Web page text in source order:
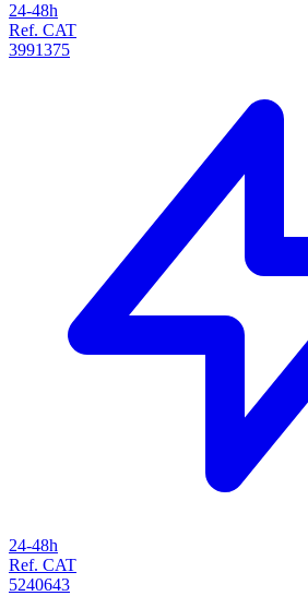
24-48h
Ref. CAT
3991375
24-48h
Ref. CAT
5240643